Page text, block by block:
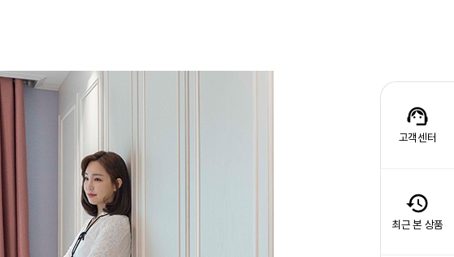
고객센터
최근 본 상품